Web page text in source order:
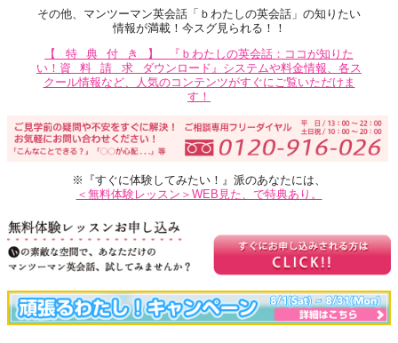
その他、マンツーマン英会話「ｂわたしの英会話」の知りたい
情報が満載！今スグ見られる！！
【特典付き】
『ｂわたしの英会話：ココが知りた
い！ 資料請求 ダウンロード』システムや料金情報、各ス
クール情報など、人気のコンテンツがすぐにご覧いただけま
す！
※『すぐに体験してみたい！』派のあなたには、
＜無料体験レッスン＞WEB見た、で特典あり。